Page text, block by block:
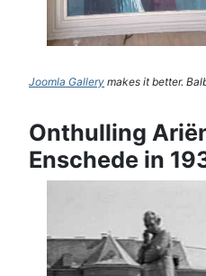
Joomla Gallery makes it better.
Onthulling
Enschede in